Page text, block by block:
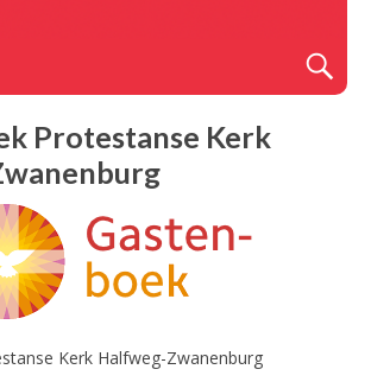
Protestanse Kerk
Kerk Halfweg-Zwanenburg